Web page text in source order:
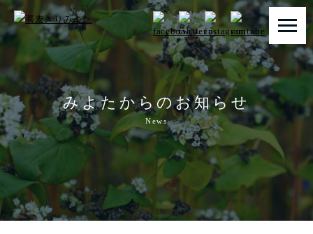
みよたからのお知らせ
News
トップページ
みよたとは
みよたのこだわり
畑だより
メニュー